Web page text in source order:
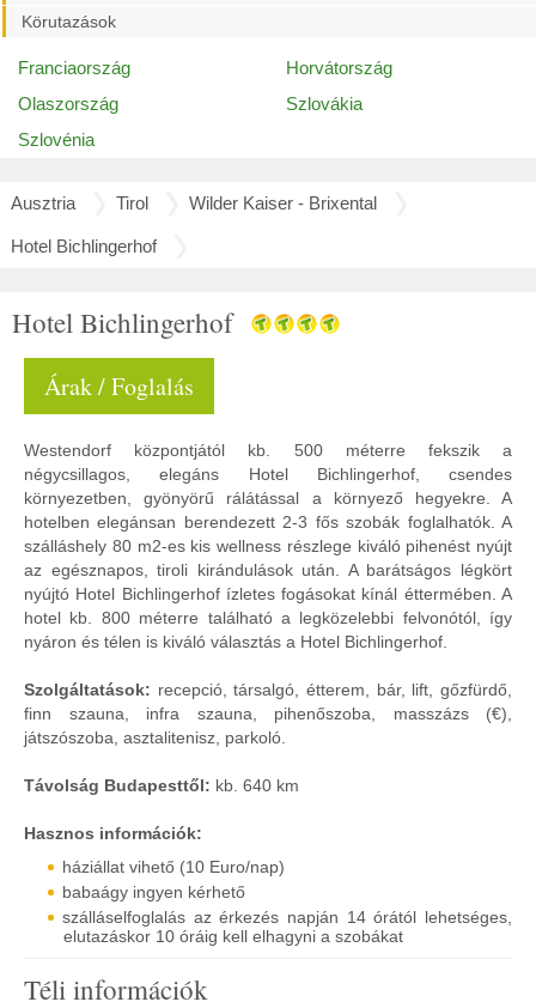
Körutazások
Franciaország
Horvátország
Olaszország
Szlovákia
Szlovénia
Ausztria Tirol Wilder Kaiser - Brixental
Hotel Bichlingerhof
Hotel Bichlingerhof
Árak / Foglalás
Westendorf központjától kb. 500 méterre fekszik a
négycsillagos, elegáns Hotel Bichlingerhof, csendes
környezetben, gyönyörű rálátással a környező hegyekre. A
hotelben elegánsan berendezett 2-3 fős szobák foglalhatók. A
szálláshely 80 m2-es kis wellness részlege kiváló pihenést nyújt
az egésznapos, tiroli kirándulások után. A barátságos légkört
nyújtó Hotel Bichlingerhof ízletes fogásokat kínál éttermében. A
hotel kb. 800 méterre található a legközelebbi felvonótól, így
nyáron és télen is kiváló választás a Hotel Bichlingerhof.
Szolgáltatások: recepció, társalgó, étterem, bár, lift, gőzfürdő,
finn szauna, infra szauna, pihenőszoba, masszázs (€),
játszószoba, asztalitenisz, parkoló.
Távolság Budapesttől: kb. 640 km
Hasznos információk:
háziállat vihető (10 Euro/nap)
babaágy ingyen kérhető
szálláselfoglalás az érkezés napján 14 órától lehetséges,
elutazáskor 10 óráig kell elhagyni a szobákat
Téli információk